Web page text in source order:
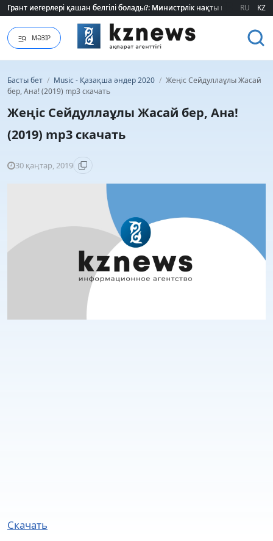
Грант иегерлері қашан белгілі болады?: Министрлік нақты мерзімді
Грант иегерлері қашан белгілі болады?: Министрлік нақты мерзімді
RU KZ
МӘЗІР
Басты бет / Music - Қазақша әндер 2020 / Жеңіс Сейдуллаұлы Жасай
бер, Ана! (2019) mp3 скачать
Жеңіс Сейдуллаұлы Жасай бер, Ана!
(2019) mp3 скачать
30 қаңтар, 2019
Скачать